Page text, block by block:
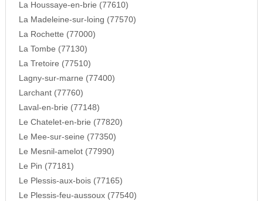
La Houssaye-en-brie (77610)
La Madeleine-sur-loing (77570)
La Rochette (77000)
La Tombe (77130)
La Tretoire (77510)
Lagny-sur-marne (77400)
Larchant (77760)
Laval-en-brie (77148)
Le Chatelet-en-brie (77820)
Le Mee-sur-seine (77350)
Le Mesnil-amelot (77990)
Le Pin (77181)
Le Plessis-aux-bois (77165)
Le Plessis-feu-aussoux (77540)